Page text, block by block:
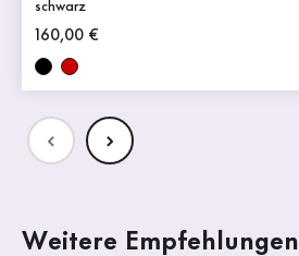
schwarz
Neuer Preis
160,00 €
Weitere